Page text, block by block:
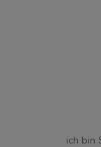
ich bin